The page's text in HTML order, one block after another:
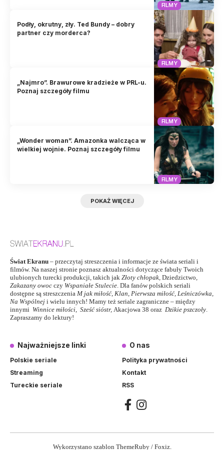
FILMY
FILMY
Podły, okrutny, zły. Ted Bundy – dobry
partner czy morderca?
FILMY
„Najmro”. Brawurowe kradzieże w PRL-u.
Poznaj szczegóły filmu
FILMY
„Wonder woman”. Amazonka walcząca w
wielkiej wojnie. Poznaj szczegóły filmu
POKAŻ WIĘCEJ
Świat Ekranu – przeczytaj streszczenia i informacje ze świata seriali i
filmów. Na naszej stronie poznasz aktualności dotyczące fabuły Twoich
ulubionych turecki produkcji, takich jak Złoty chłopak, Dziedzictwo,
Zakazany owoc czy Wspaniałe Stulecie. Dla fanów polskich seriali
dostępne są streszczenia M jak miłość, Klan, Pierwsza miłość, Leśniczówka,
Na Wspólnej i wielu innych! Mamy też seriale zagraniczne – między
innymi Winnice miłości, Sześć sióstr, Akacjowa 38 oraz Dzikie pszczoły.
Zapraszamy do lektury!
Najważniejsze linki
Polskie seriale
Streaming
Tureckie seriale
O nas
Polityka prywatności
Kontakt
RSS
Wykorzystano szablon ThemeRuby / Foxiz.